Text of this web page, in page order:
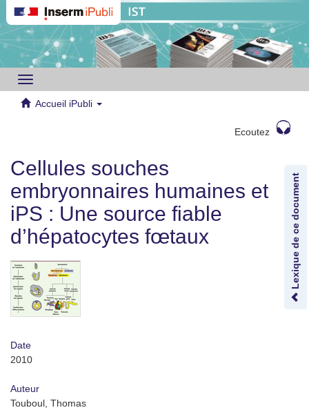
Toggle
navigation
Accueil iPubli
Ecoutez
Lexique de ce document
Cellules souches
embryonnaires humaines et
iPS : Une source fiable
d’hépatocytes fœtaux
Date
2010
Auteur
Touboul, Thomas